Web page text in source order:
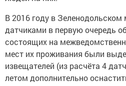
В 2016 году в
датчиками в первую очередь
состоящих на
мест их проживания были
извещателей (из расчёта 4
летом дополнительно